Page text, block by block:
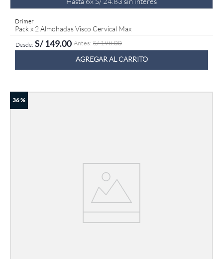
Drimer
Pack x 2 Almohadas Visco Cervical Max
S/149.00 S/198.00
AGREGAR AL CARRITO
36 %